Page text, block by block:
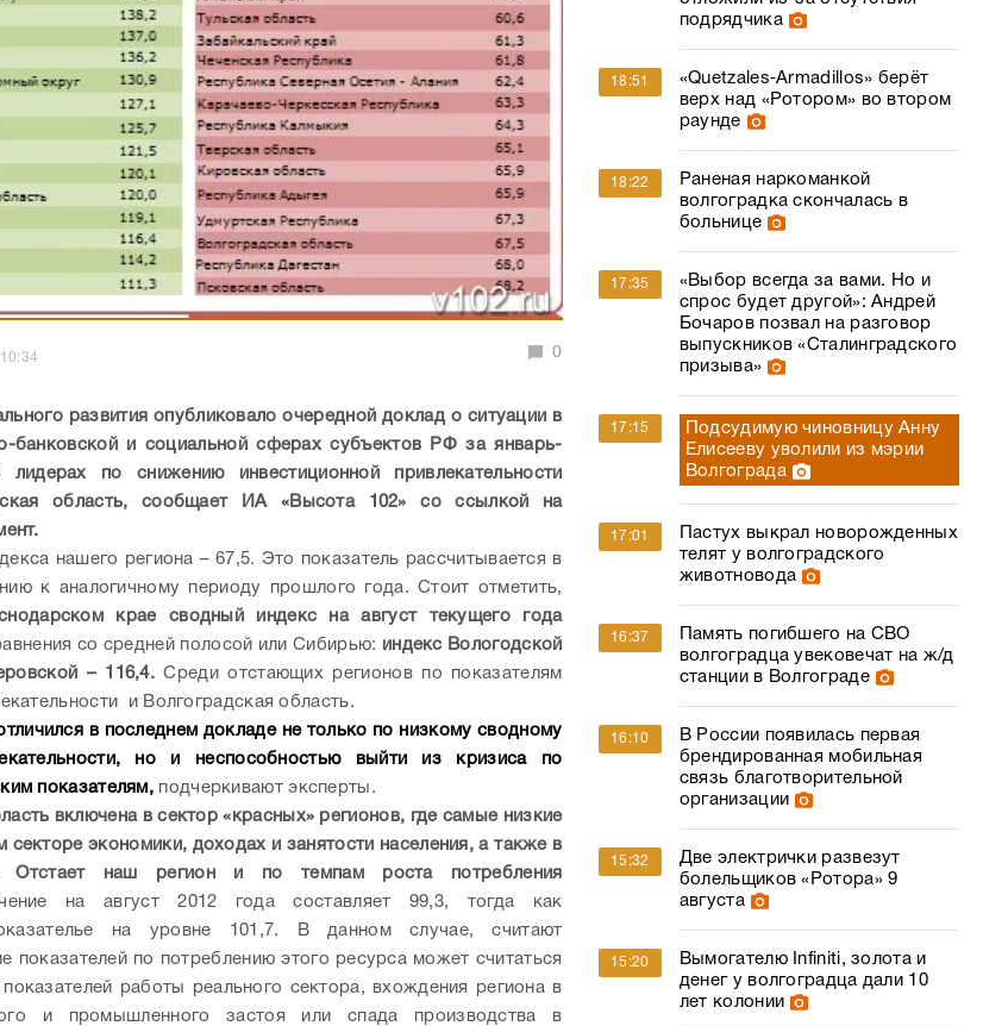
0
развития опубликовало очередной доклад о ситуации в
банковской и социальной сферах субъектов РФ за январь-
по снижению инвестиционной привлекательности
область,
сообщает ИА «Высота 102» со ссылкой на
нашего региона – 67,5. Это показатель рассчитывается в
к аналогичному периоду прошлого года. Стоит отметить,
крае сводный индекс на август текущего года
со средней полосой или Сибирью: индекс Вологодской
– 116,4.Среди отстающих регионов по показателям
и Волгоградская область.
в последнем докладе не только по низкому сводному
но и неспособностью выйти из кризиса по
показателям, подчеркивают эксперты.
включена в сектор «красных» регионов, где самые низкие
секторе экономики, доходах и занятости населения, а также в
Отстает наш регион и по темпам роста потребления
на август 2012 года составляет 99,3, тогда как
на уровне 101,7. В данном случае, считают
показателей по потреблению этого ресурса может считаться
работы реального сектора, вхождения региона в
и промышленного застоя или спада производства в
подрядчика
18:51
«Quetzales‑Armadillos» берёт
верх над «Ротором» во втором
раунде
18:22
Раненая наркоманкой
волгоградка скончалась в
больнице
17:35
«Выбор всегда за вами. Но и
спрос будет другой»: Андрей
Бочаров позвал на разговор
выпускников «Сталинградского
призыва»
17:15
Подсудимую чиновницу Анну
Елисееву уволили из мэрии
Волгограда
17:01
Пастух выкрал новорожденных
телят у волгоградского
животновода
16:37
Память погибшего на СВО
волгоградца увековечат на ж/д
станции в Волгограде
16:10
В России появилась первая
брендированная мобильная
связь благотворительной
организации
15:32
Две электрички развезут
болельщиков «Ротора» 9
августа
15:20
Вымогателю Infiniti, золота и
денег у волгоградца дали 10
лет колонии